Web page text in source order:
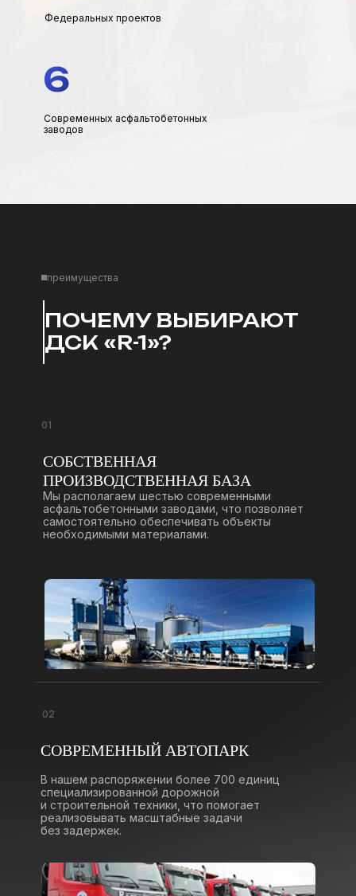
6
Современных асфальтобетонных
заводов
Федеральных проектов
СОБСТВЕННАЯ
ПРОИЗВОДСТВЕННАЯ БАЗА
Мы располагаем шестью современными
асфальтобетонными заводами, что позволяет
самостоятельно обеспечивать объекты
необходимыми материалами.
01
В нашем распоряжении более 700 единиц
специализированной дорожной
и строительной техники, что помогает
реализовывать масштабные задачи
без задержек.
СОВРЕМЕННЫЙ АВТОПАРК
02
преимущества
ПОЧЕМУ ВЫБИРАЮТ
ДСК «R-1»?